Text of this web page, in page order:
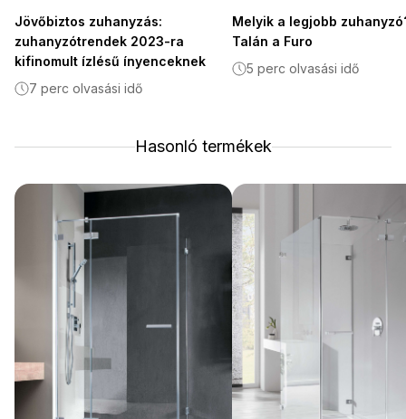
Jövőbiztos zuhanyzás:
zuhanyzótrendek 2023-ra
kifinomult ízlésű ínyenceknek
7 perc olvasási idő
Melyik a legjobb
Talán a Furo
5 perc olvasási idő
Hasonló termékek